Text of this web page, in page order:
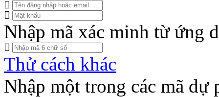
Nhập mã xác minh từ ứng
Thử cách khác
Nhập một trong các mã dự